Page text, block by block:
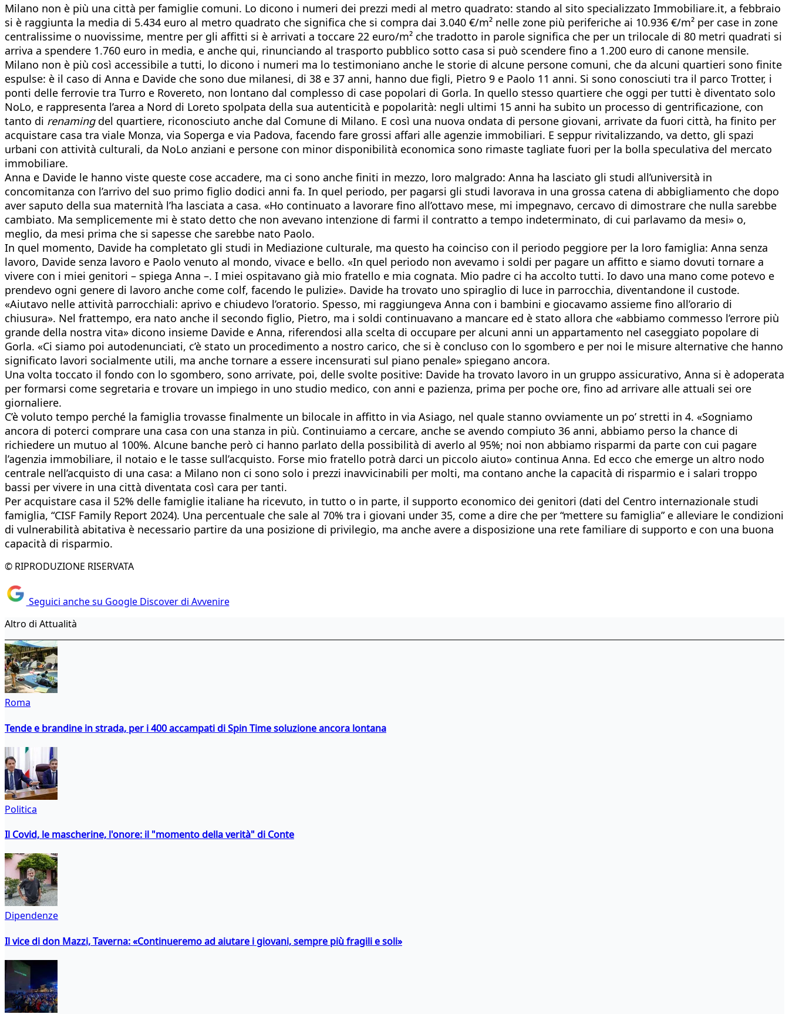
Milano non è più una città per famiglie comuni. Lo dicono i numeri dei prezzi medi al metro quadrato: stando al sito specializzato Immobiliare.it, a febbraio
si è raggiunta la media di 5.434 euro al metro quadrato che significa che si compra dai 3.040 €/m² nelle zone più periferiche ai 10.936 €/m² per case in zone
centralissime o nuovissime, mentre per gli affitti si è arrivati a toccare 22 euro/m² che tradotto in parole significa che per un trilocale di 80 metri quadrati si
arriva a spendere 1.760 euro in media, e anche qui, rinunciando al trasporto pubblico sotto casa si può scendere fino a 1.200 euro di canone mensile.
Milano non è più così accessibile a tutti, lo dicono i numeri ma lo testimoniano anche le storie di alcune persone comuni, che da alcuni quartieri sono finite
espulse: è il caso di Anna e Davide che sono due milanesi, di 38 e 37 anni, hanno due figli, Pietro 9 e Paolo 11 anni. Si sono conosciuti tra il parco Trotter, i
ponti delle ferrovie tra Turro e Rovereto, non lontano dal complesso di case popolari di Gorla. In quello stesso quartiere che oggi per tutti è diventato solo
NoLo, e rappresenta l’area a Nord di Loreto spolpata della sua autenticità e popolarità: negli ultimi 15 anni ha subito un processo di gentrificazione, con
tanto di renamingdel quartiere, riconosciuto anche dal Comune di Milano. E così una nuova ondata di persone giovani, arrivate da fuori città, ha finito per
acquistare casa tra viale Monza, via Soperga e via Padova, facendo fare grossi affari alle agenzie immobiliari. E seppur rivitalizzando, va detto, gli spazi
urbani con attività culturali, da NoLo anziani e persone con minor disponibilità economica sono rimaste tagliate fuori per la bolla speculativa del mercato
immobiliare.
Anna e Davide le hanno viste queste cose accadere, ma ci sono anche finiti in mezzo, loro malgrado: Anna ha lasciato gli studi all’università in
concomitanza con l’arrivo del suo primo figlio dodici anni fa. In quel periodo, per pagarsi gli studi lavorava in una grossa catena di abbigliamento che dopo
aver saputo della sua maternità l’ha lasciata a casa. «Ho continuato a lavorare fino all’ottavo mese, mi impegnavo, cercavo di dimostrare che nulla sarebbe
cambiato. Ma semplicemente mi è stato detto che non avevano intenzione di farmi il contratto a tempo indeterminato, di cui parlavamo da mesi» o,
meglio, da mesi prima che si sapesse che sarebbe nato Paolo.
In quel momento, Davide ha completato gli studi in Mediazione culturale, ma questo ha coinciso con il periodo peggiore per la loro famiglia: Anna senza
lavoro, Davide senza lavoro e Paolo venuto al mondo, vivace e bello. «In quel periodo non avevamo i soldi per pagare un affitto e siamo dovuti tornare a
vivere con i miei genitori – spiega Anna –. I miei ospitavano già mio fratello e mia cognata. Mio padre ci ha accolto tutti. Io davo una mano come potevo e
prendevo ogni genere di lavoro anche come colf, facendo le pulizie». Davide ha trovato uno spiraglio di luce in parrocchia, diventandone il custode.
«Aiutavo nelle attività parrocchiali: aprivo e chiudevo l’oratorio. Spesso, mi raggiungeva Anna con i bambini e giocavamo assieme fino all’orario di
chiusura». Nel frattempo, era nato anche il secondo figlio, Pietro, ma i soldi continuavano a mancare ed è stato allora che «abbiamo commesso l’errore più
grande della nostra vita» dicono insieme Davide e Anna, riferendosi alla scelta di occupare per alcuni anni un appartamento nel caseggiato popolare di
Gorla. «Ci siamo poi autodenunciati, c’è stato un procedimento a nostro carico, che si è concluso con lo sgombero e per noi le misure alternative che hanno
significato lavori socialmente utili, ma anche tornare a essere incensurati sul piano penale» spiegano ancora.
Una volta toccato il fondo con lo sgombero, sono arrivate, poi, delle svolte positive: Davide ha trovato lavoro in un gruppo assicurativo, Anna si è adoperata
per formarsi come segretaria e trovare un impiego in uno studio medico, con anni e pazienza, prima per poche ore, fino ad arrivare alle attuali sei ore
giornaliere.
C’è voluto tempo perché la famiglia trovasse finalmente un bilocale in affitto in via Asiago, nel quale stanno ovviamente un po’ stretti in 4. «Sogniamo
ancora di poterci comprare una casa con una stanza in più. Continuiamo a cercare, anche se avendo compiuto 36 anni, abbiamo perso la chance di
richiedere un mutuo al 100%. Alcune banche però ci hanno parlato della possibilità di averlo al 95%; noi non abbiamo risparmi da parte con cui pagare
l’agenzia immobiliare, il notaio e le tasse sull’acquisto. Forse mio fratello potrà darci un piccolo aiuto» continua Anna. Ed ecco che emerge un altro nodo
centrale nell’acquisto di una casa: a Milano non ci sono solo i prezzi inavvicinabili per molti, ma contano anche la capacità di risparmio e i salari troppo
bassi per vivere in una città diventata così cara per tanti.
Per acquistare casa il 52% delle famiglie italiane ha ricevuto, in tutto o in parte, il supporto economico dei genitori (dati del Centro internazionale studi
famiglia, “CISF Family Report 2024). Una percentuale che sale al 70% tra i giovani under 35, come a dire che per “mettere su famiglia” e alleviare le condizioni
di vulnerabilità abitativa è necessario partire da una posizione di privilegio, ma anche avere a disposizione una rete familiare di supporto e con una buona
capacità di risparmio.
© RIPRODUZIONE RISERVATA
Seguici anche su Google Discover di Avvenire
Altro di Attualità
Roma
Tende e brandine in strada, per i 400 accampati di Spin Time soluzione ancora lontana
Politica
Il Covid, le mascherine, l'onore: il "momento della verità" di Conte
Dipendenze
Il vice di don Mazzi, Taverna: «Continueremo ad aiutare i giovani, sempre più fragili e soli»